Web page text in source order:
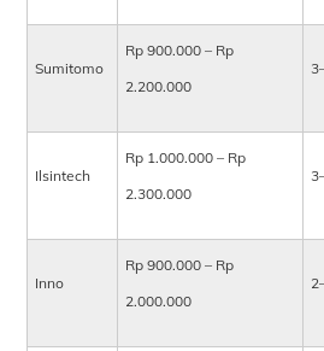
Sumitomo
Rp 900.000 – Rp
2.200.000
Ilsintech
Rp 1.000.000 – Rp
2.300.000
Inno
Rp 900.000 – Rp
2.000.000